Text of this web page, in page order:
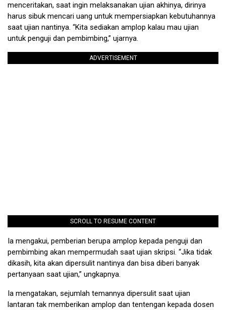
menceritakan, saat ingin melaksanakan ujian akhinya, dirinya
harus sibuk mencari uang untuk mempersiapkan kebutuhannya
saat ujian nantinya. “Kita sediakan amplop kalau mau ujian
untuk penguji dan pembimbing,” ujarnya.
ADVERTISEMENT
SCROLL TO RESUME CONTENT
Ia mengakui, pemberian berupa amplop kepada penguji dan
pembimbing akan mempermudah saat ujian skripsi. “Jika tidak
dikasih, kita akan dipersulit nantinya dan bisa diberi banyak
pertanyaan saat ujian,” ungkapnya.
Ia mengatakan, sejumlah temannya dipersulit saat ujian
lantaran tak memberikan amplop dan tentengan kepada dosen